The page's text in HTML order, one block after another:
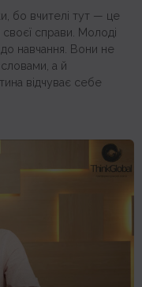
бо вчителі тут — це
справи. Молоді
навчання. Вони не
а й
відчуває себе